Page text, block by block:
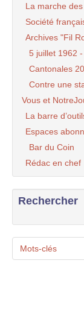
La marche
Société
Archives "Fil
5 juillet 1962
Cantonales
Contre une
Vous et
La barre
Espaces
Bar du Coin
Rédac en chef
Rechercher
Mots-clés